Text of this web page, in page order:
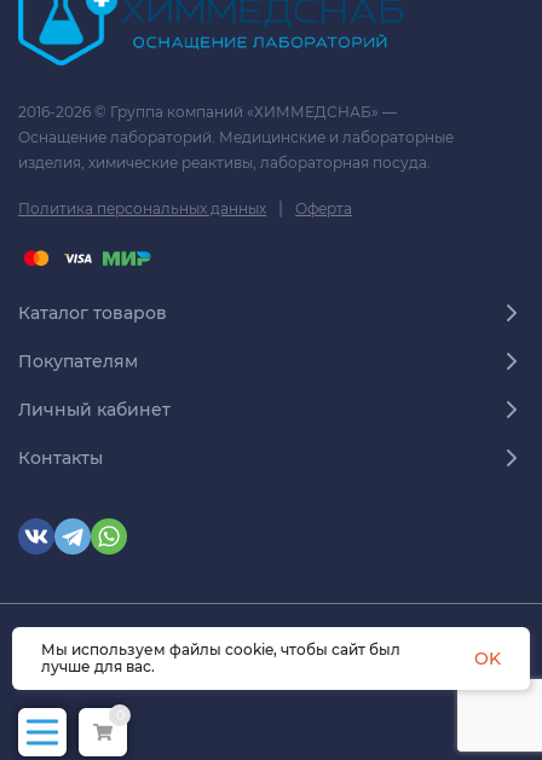
2016-2026 © Группа компаний «ХИММЕДСНАБ» —
Оснащение лабораторий. Медицинские и лабораторные
изделия, химические реактивы, лабораторная посуда.
Политика персональных данных | Оферта
Каталог товаров
Покупателям
Личный кабинет
Контакты
© 2026 himmedsnab.ru. Все права защищены
Мы используем файлы cookie, чтобы сайт был
лучше для вас.
OK